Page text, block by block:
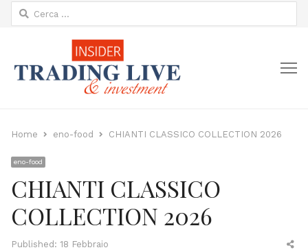
Ricerca
per:
Home eno-food CHIANTI CLASSICO COLLECTION 2026
eno-food
CHIANTI CLASSICO
COLLECTION 2026
Published: 18 Febbraio